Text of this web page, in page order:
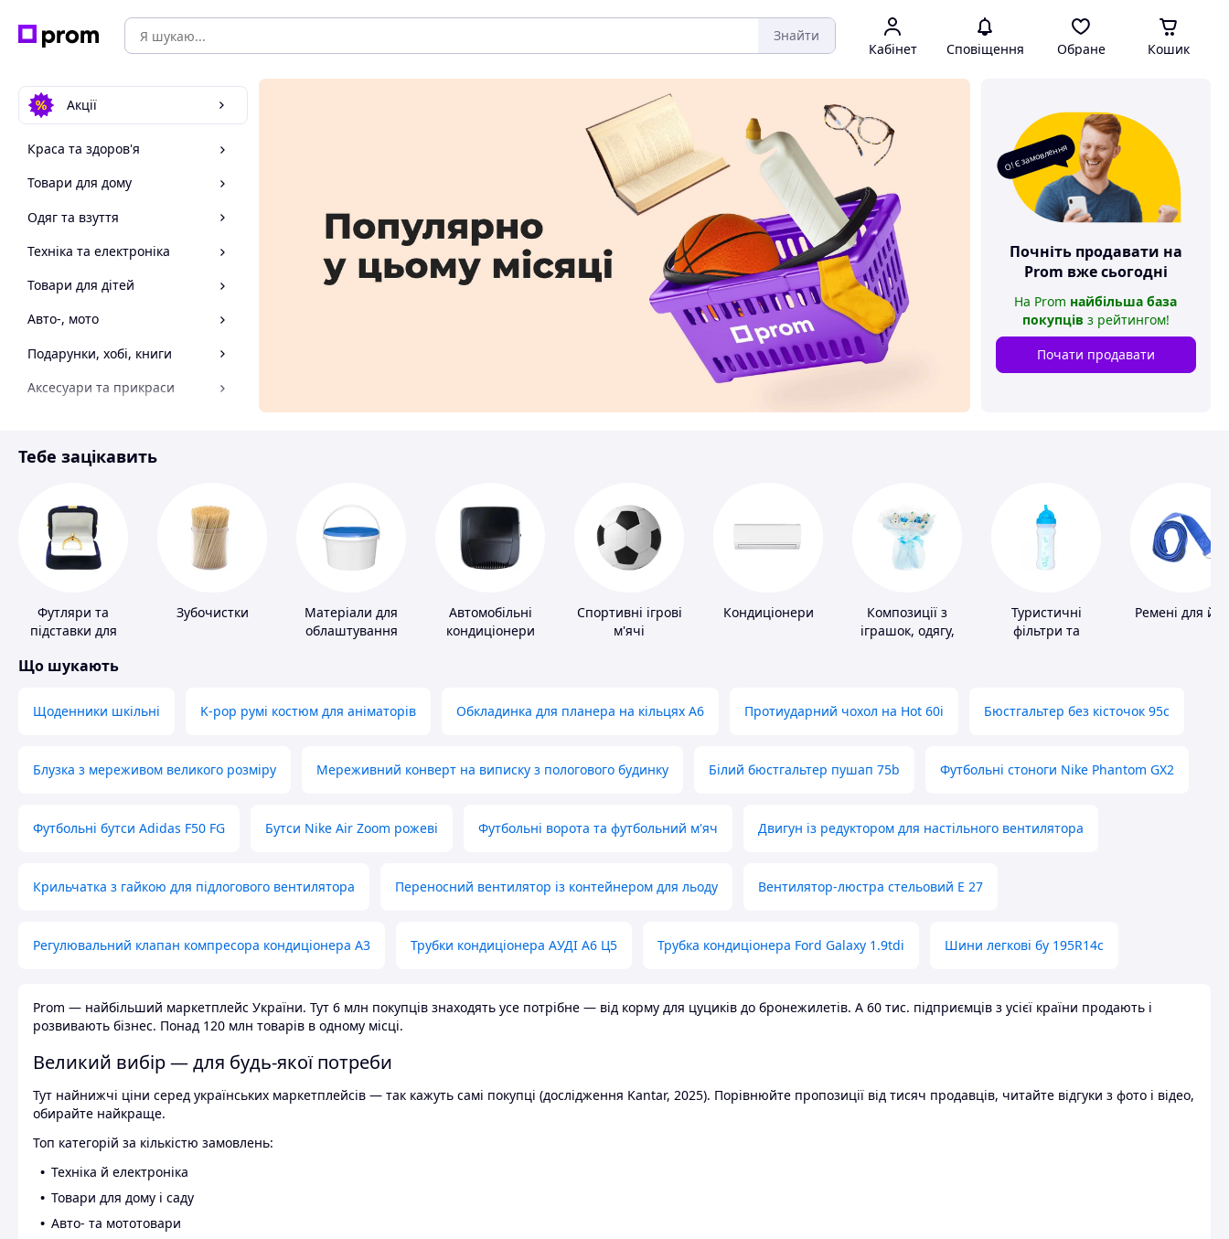
Знайти
Кабінет Сповіщення Обране Кошик
Акції
Краса та здоров'я
Товари для дому
Одяг та взуття
Техніка та електроніка
Товари для дітей
Авто-, мото
Подарунки, хобі, книги
Аксесуари та прикраси
Спорт і відпочинок
О! Є замовлення
Почніть продавати на
Prom вже сьогодні
На Prom найбільша база
покупців з рейтингом!
Почати продавати
Тебе зацікавить
Футляри та
підставки для
Зубочистки
Матеріали для
облаштування
Автомобільні
кондиціонери
Спортивні ігрові
м'ячі
Кондиціонери
Композиції з
іграшок, одягу,
Туристичні
фільтри та
Ремені для
Що шукають
Щоденники шкільні K-pop румі костюм для аніматорів Обкладинка для планера на кільцях А6 Протиударний чохол на Hot 60i Бюстгальтер без кісточок 95с
Блузка з мереживом великого розміру Мереживний конверт на виписку з пологового будинку Білий бюстгальтер пушап 75b Футбольні стоноги Nike Phantom GX2
Футбольні бутси Adidas F50 FG Бутси Nike Air Zoom рожеві Футбольні ворота та футбольний м'яч Двигун із редуктором для настільного вентилятора
Крильчатка з гайкою для підлогового вентилятора Переносний вентилятор із контейнером для льоду Вентилятор-люстра стельовий E 27
Регулювальний клапан компресора кондиціонера А3 Трубки кондиціонера АУДІ А6 Ц5 Трубка кондиціонера Ford Galaxy 1.9tdi Шини легкові бу 195R14c
Prom — найбільший маркетплейс України. Тут 6 млн покупців знаходять усе потрібне — від корму для цуциків до бронежилетів. А 60 тис. підприємців з усієї країни продають і
розвивають бізнес. Понад 120 млн товарів в одному місці.
Великий вибір — для будь-якої потреби
Тут найнижчі ціни серед українських маркетплейсів — так кажуть самі покупці (дослідження Kantar, 2025). Порівнюйте пропозиції від тисяч продавців, читайте відгуки з фото і відео,
обирайте найкраще.
Топ категорій за кількістю замовлень:
Техніка й електроніка
Товари для дому і саду
Авто- та мототовари